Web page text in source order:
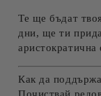
Те ще бъдат
дни, ще ти
аристократична
Как да